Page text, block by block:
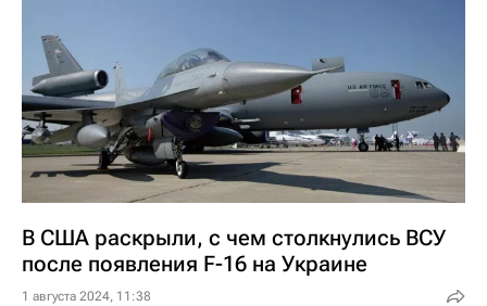
В США раскрыли, с чем столкнулись ВСУ
после появления F-16 на Украине
1 августа 2024, 11:38